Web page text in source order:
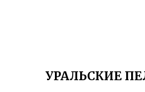
УРАЛЬСКИЕ